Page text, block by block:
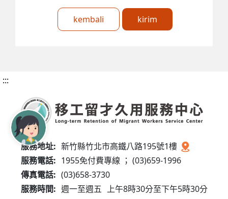
kembali kirim
:::
服務地址: 新竹縣竹北市高鐵八路195號1樓
服務電話: 1955免付費專線 ； (03)659-1996
傳真電話: (03)658-3730
服務時間: 週一至週五 上午8時30分至下午5時30分